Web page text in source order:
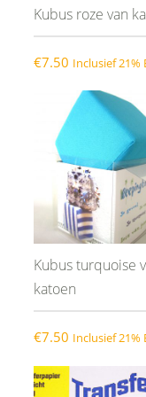
Kubus roze van
€7.50 Inclusief 21%
Kubus turquoise
katoen
€7.50 Inclusief 21%